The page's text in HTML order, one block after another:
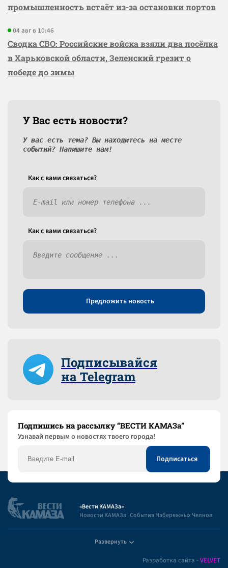
промышленность встаёт из-за остановки портов
04 авг в 10:46
Сводка СВО: Российские войска взяли два посёлка
в Харьковской области, Зеленский грезит о
победе до зимы
У Вас есть новости?
У вас есть тема? Вы находитесь на месте
событий? Напишите нам!
Как c вами связаться?
Как c вами связаться?
Предложить новость
Подписывайся
на Telegram
Подпишись на рассылку “ВЕСТИ КАМАЗа”
Узнaвай первым о новостях твоего города!
«Вести КАМАЗа»
Новости КАМАЗа | События Набережных Челнов
Развернуть
Разработка сайта -VELVET